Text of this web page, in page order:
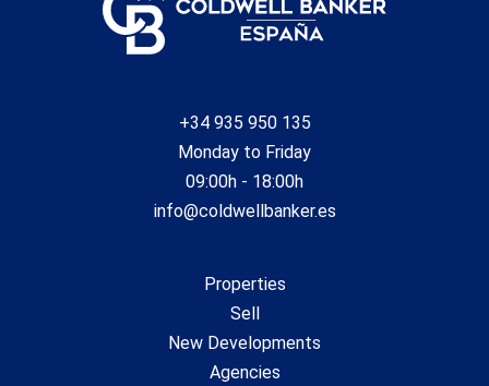
national and regional regulations. ref: CBAP235.
#ref:CBAP235
+34 935 950 135
Monday to Friday
09:00h - 18:00h
info@coldwellbanker.es
Properties
Sell
New Developments
Agencies